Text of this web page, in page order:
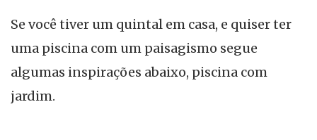
Se você tiver um quintal em casa, e quiser ter
uma piscina com um paisagismo segue
algumas inspirações abaixo, piscina com
jardim.